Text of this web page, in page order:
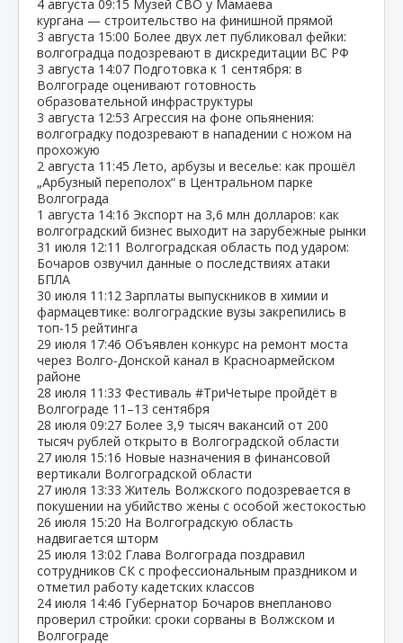
4 августа 09:15 Музей СВО у Мамаева
кургана — строительство на финишной прямой
3 августа 15:00 Более двух лет публиковал фейки:
волгоградца подозревают в дискредитации ВС РФ
3 августа 14:07 Подготовка к 1 сентября: в
Волгограде оценивают готовность
образовательной инфраструктуры
3 августа 12:53 Агрессия на фоне опьянения:
волгоградку подозревают в нападении с ножом на
прохожую
2 августа 11:45 Лето, арбузы и веселье: как прошёл
„Арбузный переполох“ в Центральном парке
Волгограда
1 августа 14:16 Экспорт на 3,6 млн долларов: как
волгоградский бизнес выходит на зарубежные рынки
31 июля 12:11 Волгоградская область под ударом:
Бочаров озвучил данные о последствиях атаки
БПЛА
30 июля 11:12 Зарплаты выпускников в химии и
фармацевтике: волгоградские вузы закрепились в
топ‑15 рейтинга
29 июля 17:46 Объявлен конкурс на ремонт моста
через Волго‑Донской канал в Красноармейском
районе
28 июля 11:33 Фестиваль #ТриЧетыре пройдёт в
Волгограде 11–13 сентября
28 июля 09:27 Более 3,9 тысяч вакансий от 200
тысяч рублей открыто в Волгоградской области
27 июля 15:16 Новые назначения в финансовой
вертикали Волгоградской области
27 июля 13:33 Житель Волжского подозревается в
покушении на убийство жены с особой жестокостью
26 июля 15:20 На Волгоградскую область
надвигается шторм
25 июля 13:02 Глава Волгограда поздравил
сотрудников СК с профессиональным праздником и
отметил работу кадетских классов
24 июля 14:46 Губернатор Бочаров внепланово
проверил стройки: сроки сорваны в Волжском и
Волгограде